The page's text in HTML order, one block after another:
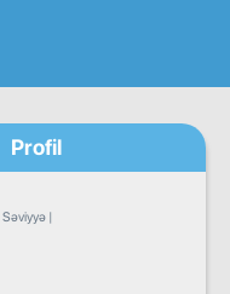
Profil
Səviyyə |